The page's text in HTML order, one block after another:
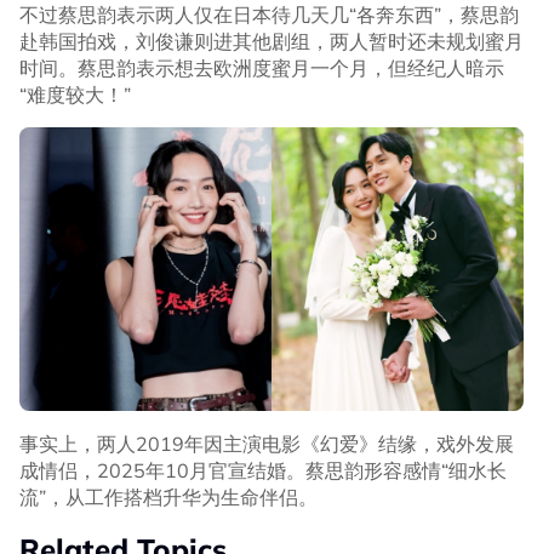
不过蔡思韵表示两人仅在日本待几天几“各奔东西”，蔡思韵
赴韩国拍戏，刘俊谦则进其他剧组，两人暂时还未规划蜜月
时间。蔡思韵表示想去欧洲度蜜月一个月，但经纪人暗示
“难度较大！”
事实上，两人2019年因主演电影《幻爱》结缘，戏外发展
成情侣，2025年10月官宣结婚。蔡思韵形容感情“细水长
流”，从工作搭档升华为生命伴侣。